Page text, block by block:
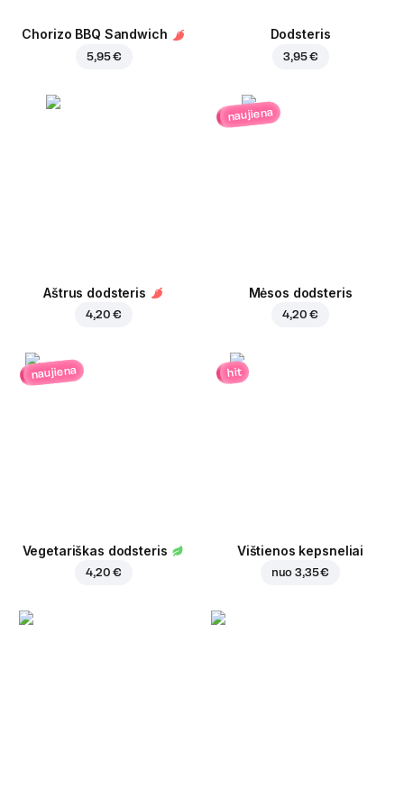
Chorizo BBQ Sandwich
5,95 €
Dodsteris
3,95 €
Aštrus dodsteris
4,20 €
naujiena
Mėsos dodsteris
4,20 €
naujiena
Vegetariškas dodsteris
4,20 €
hit
Vištienos kepsneliai
nuo3,35 €